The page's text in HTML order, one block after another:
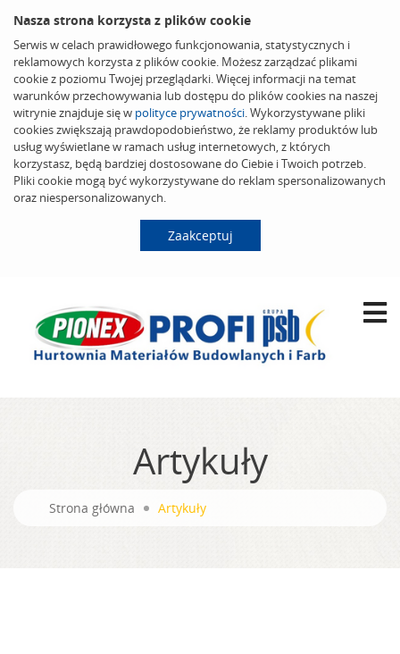
Nasza strona korzysta z plików cookie
Serwis w celach prawidłowego funkcjonowania, statystycznych i
reklamowych korzysta z plików cookie. Możesz zarządzać plikami
cookie z poziomu Twojej przeglądarki. Więcej informacji na temat
warunków przechowywania lub dostępu do plików cookies na naszej
witrynie znajduje się w polityce prywatności. Wykorzystywane pliki
cookies zwiększają prawdopodobieństwo, że reklamy produktów lub
usług wyświetlane w ramach usług internetowych, z których
korzystasz, będą bardziej dostosowane do Ciebie i Twoich potrzeb.
Pliki cookie mogą być wykorzystywane do reklam spersonalizowanych
oraz niespersonalizowanych.
Zaakceptuj
Artykuły
Strona główna Artykuły